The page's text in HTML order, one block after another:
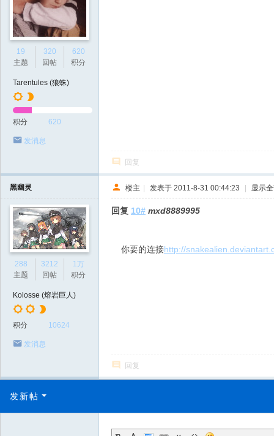
19
主题
320
回帖
620
积分
Tarentules (狼蛛)
积分 620
发消息
回复
黑幽灵
288
主题
3212
回帖
1万
积分
Kolosse (熔岩巨人)
积分 10624
发消息
楼主 | 发表于 2011-8-31 00:44:23 | 显示
回复 10# mxd8889995
你要的连接http://
回复
发新帖